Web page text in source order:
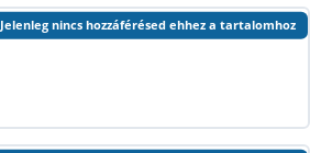
Jelenleg nincs hozzáférésed ehhez a tartalomhoz